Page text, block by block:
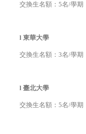
交換生名額：5名/學期
l東華大學
交換生名額：3名/學期
l臺北大學
交換生名額：5名/學期